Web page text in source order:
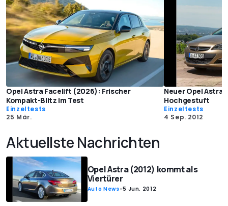
Opel Astra Facelift (2026): Frischer
Kompakt-Blitz im Test
Einzeltests
25 Mär.
Neuer Opel Astra
Hochgestuft
Einzeltests
4 Sep. 2012
Aktuellste Nachrichten
Opel Astra (2012) kommt als
Viertürer
Auto News-5 Jun. 2012